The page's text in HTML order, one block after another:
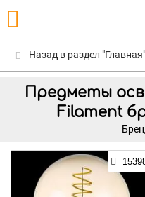
Назад в раздел "Главная"
Предметы
Filament